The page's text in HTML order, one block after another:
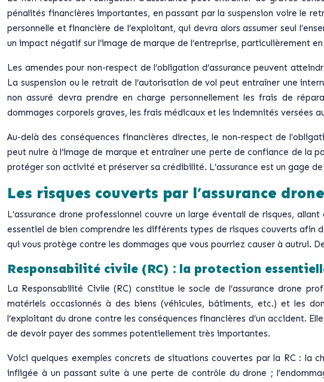
pénalités financières importantes, en passant par la suspension voire le
personnelle et financière de l’exploitant, qui devra alors assumer seul
un impact négatif sur l’image de marque de l’entreprise, particulièrement
Les amendes pour non-respect de l’obligation d’assurance peuvent
La suspension ou le retrait de l’autorisation de vol peut entraîner une
non assuré devra prendre en charge personnellement les frais de
dommages corporels graves, les frais médicaux et les indemnités versées
Au-delà des conséquences financières directes, le non-respect de
peut nuire à l’image de marque et entraîner une perte de confiance de la
protéger son activité et préserver sa crédibilité. L’assurance est un gage
Les risques couverts par l’assurance
L’assurance drone professionnel couvre un large éventail de risques,
essentiel de bien comprendre les différents types de risques couverts afin
qui vous protège contre les dommages que vous pourriez causer à autrui.
Responsabilité civile (RC) : la protection
La Responsabilité Civile (RC) constitue le socle de l’assurance drone
matériels occasionnés à des biens (véhicules, bâtiments, etc.) et les
l’exploitant du drone contre les conséquences financières d’un accident.
de devoir payer des sommes potentiellement très importantes.
Voici quelques exemples concrets de situations couvertes par la RC : la
infligée à un passant suite à une perte de contrôle du drone ;